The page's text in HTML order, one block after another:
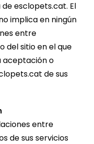
esclopets.cat. El
implica en ningún
entre
del sitio en el que
aceptación o
de sus
entre
de sus servicios